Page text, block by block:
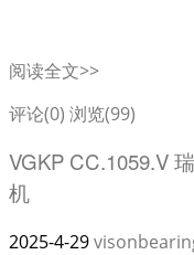
阅读全文>>
评论(0) 浏览(99)
VGKP CC.1059.V
机
2025-4-29